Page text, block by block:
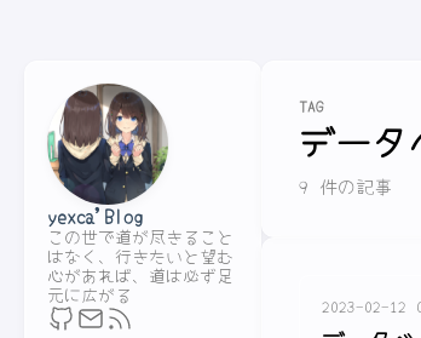
yexca'Blog
この世で道が尽きること
はなく、行きたいと望む
心があれば、道は必ず足
元に広がる
TAG
データ
9 件の記事
2023-02-12